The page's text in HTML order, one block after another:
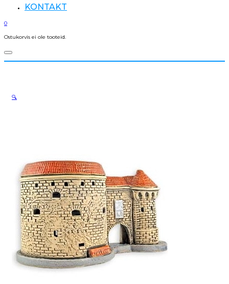
KONTAKT
0
Ostukorvis ei ole tooteid.
🔍